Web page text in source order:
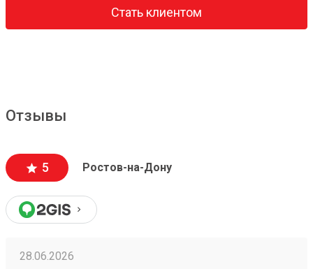
Стать клиентом
Отзывы
5 Ростов-на-Дону
28.06.2026